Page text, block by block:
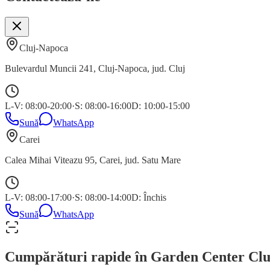
Cluj-Napoca
Bulevardul Muncii 241 , Cluj-Napoca, jud. Cluj
L-V: 08:00-20:00·S: 08:00-16:00D: 10:00-15:00
Sună
WhatsApp
Carei
Calea Mihai Viteazu 95, Carei, jud. Satu Mare
L-V: 08:00-17:00·S: 08:00-14:00D: Închis
Sună
WhatsApp
Cumpărături rapide în Garden Center